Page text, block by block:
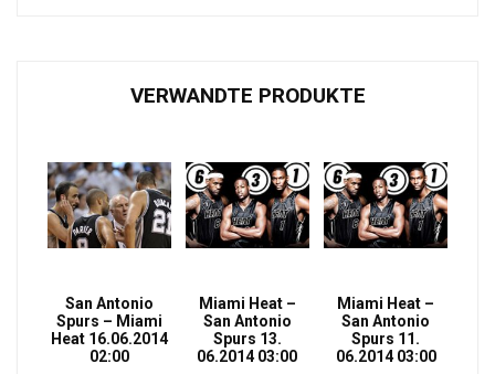
VERWANDTE PRODUKTE
San Antonio
Spurs – Miami
Heat 16.06.2014
02:00
Miami Heat –
San Antonio
Spurs 13.
06.2014 03:00
Miami Heat –
San Antonio
Spurs 11.
06.2014 03:00